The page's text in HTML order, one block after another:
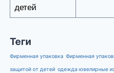
детей
Теги
Фирменная упаковка Фирменная
защитой от детей одежда ювелирные